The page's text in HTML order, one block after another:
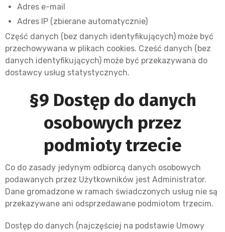
Adres e-mail
Adres IP (zbierane automatycznie)
Część danych (bez danych identyfikujących) może być
przechowywana w plikach cookies. Cześć danych (bez
danych identyfikujących) może być przekazywana do
dostawcy usług statystycznych.
§9 Dostęp do danych
osobowych przez
podmioty trzecie
Co do zasady jedynym odbiorcą danych osobowych
podawanych przez Użytkowników jest Administrator.
Dane gromadzone w ramach świadczonych usług nie są
przekazywane ani odsprzedawane podmiotom trzecim.
Dostęp do danych (najczęściej na podstawie Umowy